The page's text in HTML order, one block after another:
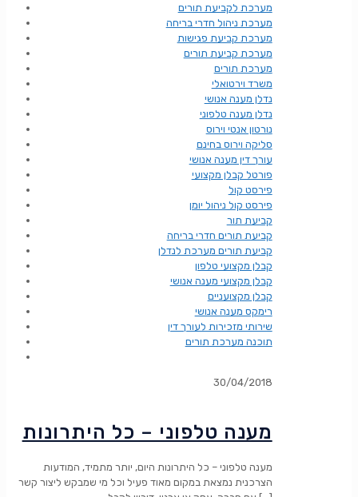
מערכת לקביעת תורים
מערכת ניהול חדרי בריחה
מערכת קביעת פגישות
מערכת קביעת תורים
מערכת תורים
משרד וירטואלי
נדלן מענה אנושי
נדלן מענה טלפוני
נורטון אנטי וירוס
סליקה וירוס בחינם
עורך דין מענה אנושי
פורטל קבלן מקצועי
פירסט קול
פירסט קול ניהול יומן
קביעת תור
קביעת תורים חדרי בריחה
קביעת תורים מערכת לנדלן
קבלן מקצועי טלפון
קבלן מקצועי מענה אנושי
קבלן מקצועניים
רימקס מענה אנושי
שירותי מזכירות לעורך דין
תוכנה מערכת תורים
30/04/2018
מענה טלפוני – כל היתרונות
מענה טלפוני – כל היתרונות היום, יותר מתמיד, המודעות
הצרכנית נמצאת במקום מאוד פעיל וכל מי שמבקש ליצור קשר